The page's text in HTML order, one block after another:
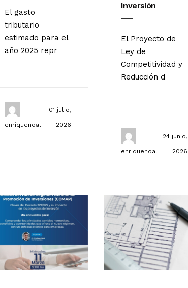
El gasto
tributario
estimado para el
año 2025 repr
enriquenoal
01 julio,
2026
Inversión
El Proyecto de
Ley de
Competitividad y
Reducción d
enriquenoal
24 junio,
2026